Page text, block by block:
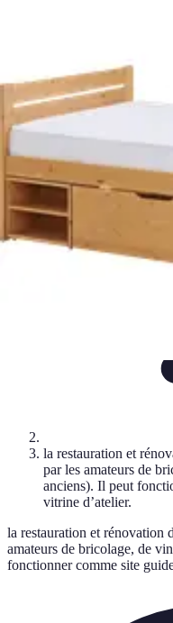
L'Atelier du Meuble
la restauration et
par les amateurs de
anciens). Il peut
vitrine d’atelier.
la restauration et rénovation
amateurs de bricolage, de
fonctionner comme site